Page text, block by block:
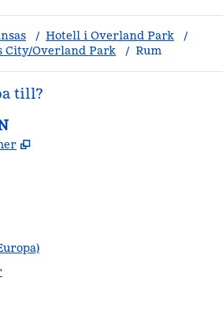
/ Hotell i Overland Park
/
City/Overland Park
/ Rum
till?
,